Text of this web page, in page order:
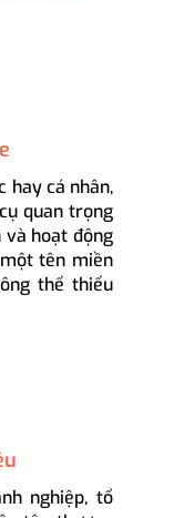
hay cá nhân,
quan trọng
hoạt động
tên miền
thể thiếu
nghiệp, tổ